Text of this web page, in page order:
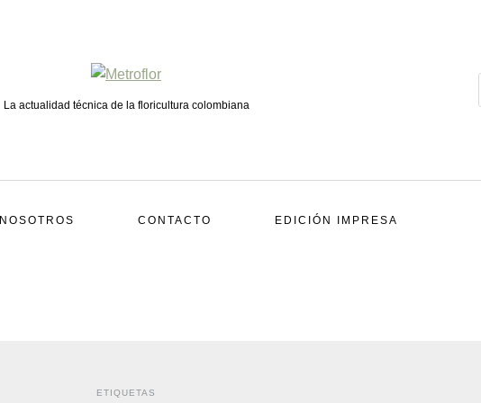
La actualidad técnica de la floricultura colombiana
NOSOTROS CONTACTO EDICIÓN IMPRESA
ETIQUETAS